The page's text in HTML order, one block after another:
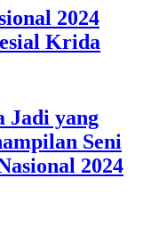
2024
Krida
Jadi yang
Seni
2024